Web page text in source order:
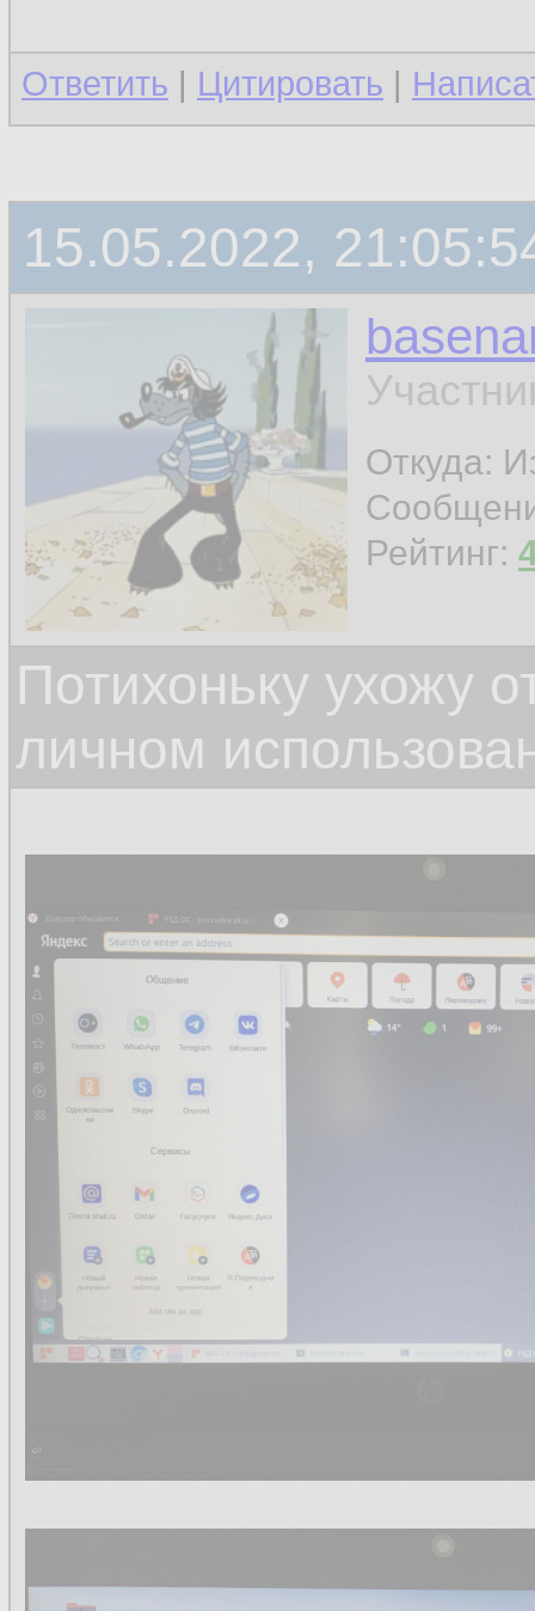
Ответить | Цитировать |
15.05.2022,
Откуда:
Рейтинг:
Потихоньку ухожу
личном